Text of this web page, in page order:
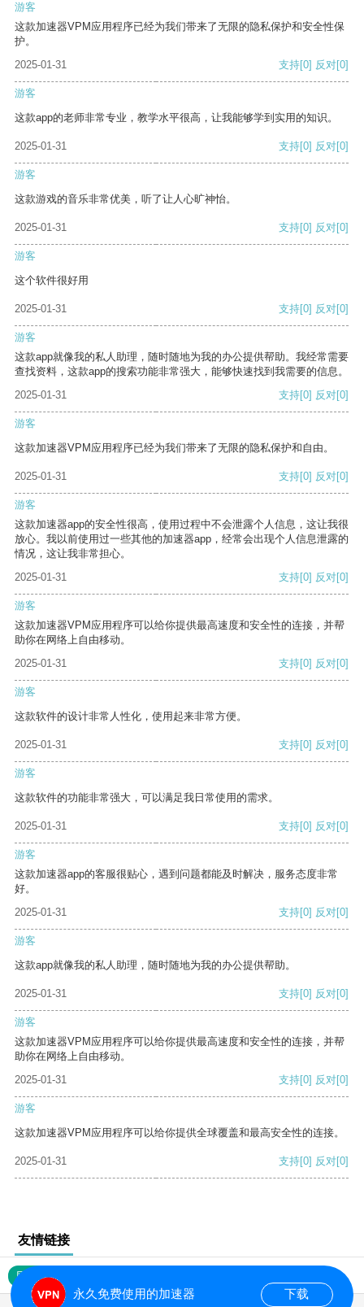
游客
这款加速器VPM应用程序已经为我们带来了无限的隐私保护和安全性保
护。
2025-01-31
支持[0] 反对[0]
游客
这款app的老师非常专业，教学水平很高，让我能够学到实用的知识。
2025-01-31 支持[0] 反对[0]
游客
这款游戏的音乐非常优美，听了让人心旷神怡。
2025-01-31 支持[0] 反对[0]
游客
这个软件很好用
2025-01-31 支持[0] 反对[0]
游客
这款app就像我的私人助理，随时随地为我的办公提供帮助。我经常需要
查找资料，这款app的搜索功能非常强大，能够快速找到我需要的信息。
2025-01-31
支持[0] 反对[0]
游客
这款加速器VPM应用程序已经为我们带来了无限的隐私保护和自由。
2025-01-31 支持[0] 反对[0]
游客
这款加速器app的安全性很高，使用过程中不会泄露个人信息，这让我很
放心。我以前使用过一些其他的加速器app，经常会出现个人信息泄露的
情况，这让我非常担心。
2025-01-31
支持[0] 反对[0]
游客
这款加速器VPM应用程序可以给你提供最高速度和安全性的连接，并帮
助你在网络上自由移动。
2025-01-31
支持[0] 反对[0]
游客
这款软件的设计非常人性化，使用起来非常方便。
2025-01-31 支持[0] 反对[0]
游客
这款软件的功能非常强大，可以满足我日常使用的需求。
2025-01-31 支持[0] 反对[0]
游客
这款加速器app的客服很贴心，遇到问题都能及时解决，服务态度非常
好。
2025-01-31
支持[0] 反对[0]
游客
这款app就像我的私人助理，随时随地为我的办公提供帮助。
2025-01-31 支持[0] 反对[0]
游客
这款加速器VPM应用程序可以给你提供最高速度和安全性的连接，并帮
助你在网络上自由移动。
2025-01-31
支持[0] 反对[0]
游客
这款加速器VPM应用程序可以给你提供全球覆盖和最高安全性的连接。
2025-01-31 支持[0] 反对[0]
友情链接
网站地图
永久免费使用的加速器 下载